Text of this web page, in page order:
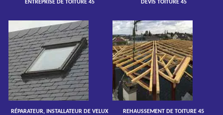
ENTREPRISE DE TOITURE 45 DEVIS TOITURE 45
RÉPARATEUR, INSTALLATEUR DE VELUX
REHAUSSEMENT DE TOITURE 45